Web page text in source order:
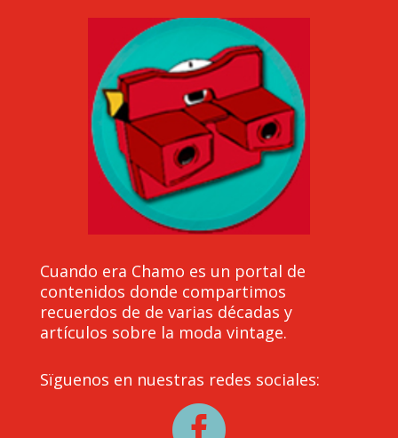
Cuando era Chamo es un portal de
contenidos donde compartimos
recuerdos de de varias décadas y
artículos sobre la moda vintage.
Sïguenos en nuestras redes sociales: